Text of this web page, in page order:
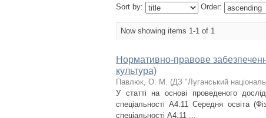
Sort by: Order:
Now showing items 1-1 of 1
Нормативно-правове
культура)
Павлюк, О. М. (ДЗ "Луганський
У статті на основі проведеного
спеціальності A4.11 Середня освіта
спеціальності A4.11 ...